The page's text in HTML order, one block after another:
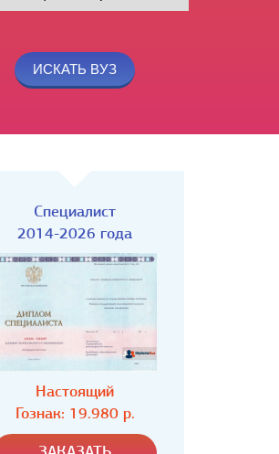
Специалист
2014-2026 года
Настоящий
Гознак: 19.980 р.